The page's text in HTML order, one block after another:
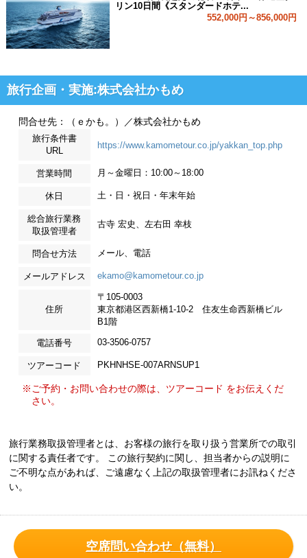
リン10日間《スタンダードホテ...
552,000円～856,000円
旅行企画・実施:株式会社かもめ
問合せ先：（ｅかも。）／株式会社かもめ
旅行条件書
URL
https://www.kamometour.co.jp/yakkan_top.php
営業時間 月～金曜日：10:00～18:00
休日 土・日・祝日・年末年始
総合旅行業務
取扱管理者
古寺 宏史、左右田 幸枝
問合せ方法 メール、電話
メールアドレス ekamo@kamometour.co.jp
住所
〒105-0003
東京都港区西新橋1-10-2 住友生命西新橋ビル
B1階
電話番号 03-3506-0757
ツアーコード PKHNHSE-007ARNSUP1
※ご予約・お問い合わせの際は、ツアーコード をお伝えくだ
さい。
旅行業務取扱管理者とは、お客様の旅行を取り扱う営業所での取引
に関する責任者です。 この旅行契約に関し、担当者からの説明に
ご不明な点があれば、ご遠慮なく上記の取扱管理者にお訊ねくださ
い。
空席問い合わせ（無料）